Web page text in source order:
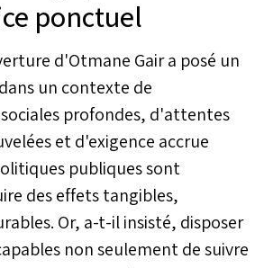
ponctuel
d'Otmane Gair a posé un
un contexte de
profondes, d'attentes
et d'exigence accrue
publiques sont
des effets tangibles,
Or, a-t-il insisté, disposer
non seulement de suivre